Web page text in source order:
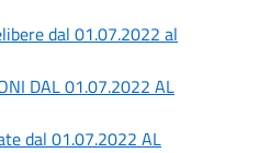
dal 01.07.2022 al
DAL 01.07.2022 AL
dal 01.07.2022 AL